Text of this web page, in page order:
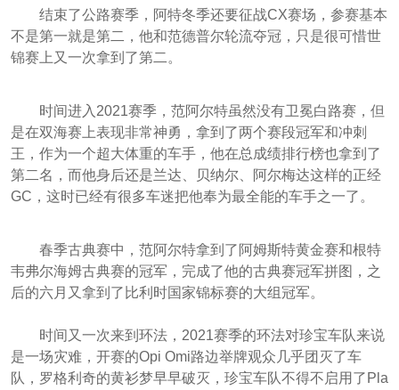
结束了公路赛季，阿特冬季还要征战CX赛场，参赛基本
不是第一就是第二，他和范德普尔轮流夺冠，只是很可惜世
锦赛上又一次拿到了第二。
时间进入2021赛季，范阿尔特虽然没有卫冕白路赛，但
是在双海赛上表现非常神勇，拿到了两个赛段冠军和冲刺
王，作为一个超大体重的车手，他在总成绩排行榜也拿到了
第二名，而他身后还是兰达、贝纳尔、阿尔梅达这样的正经
GC，这时已经有很多车迷把他奉为最全能的车手之一了。
春季古典赛中，范阿尔特拿到了阿姆斯特黄金赛和根特
韦弗尔海姆古典赛的冠军，完成了他的古典赛冠军拼图，之
后的六月又拿到了比利时国家锦标赛的大组冠军。
时间又一次来到环法，2021赛季的环法对珍宝车队来说
是一场灾难，开赛的Opi Omi路边举牌观众几乎团灭了车
队，罗格利奇的黄衫梦早早破灭，珍宝车队不得不启用了Pla